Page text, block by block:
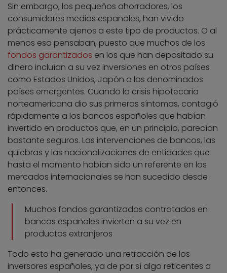
Sin embargo, los pequeños ahorradores, los
consumidores medios españoles, han vivido
prácticamente ajenos a este tipo de productos. O al
menos eso pensaban, puesto que muchos de los
fondos garantizados en los que han depositado su
dinero incluían a su vez inversiones en otros países
como Estados Unidos, Japón o los denominados
países emergentes. Cuando la crisis hipotecaria
norteamericana dio sus primeros síntomas, contagió
rápidamente a los bancos españoles que habían
invertido en productos que, en un principio, parecían
bastante seguros. Las intervenciones de bancos, las
quiebras y las nacionalizaciones de entidades que
hasta el momento habían sido un referente en los
mercados internacionales se han sucedido desde
entonces.
Muchos fondos garantizados contratados en
bancos españoles invierten a su vez en
productos extranjeros
Todo esto ha generado una retracción de los
inversores españoles, ya de por sí algo reticentes a